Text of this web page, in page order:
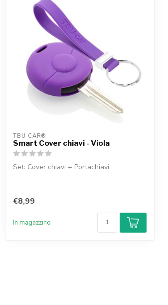
TBU CAR®
Smart Cover chiavi - Viola
Set: Cover chiavi + Portachiavi
€8,99
In magazzino